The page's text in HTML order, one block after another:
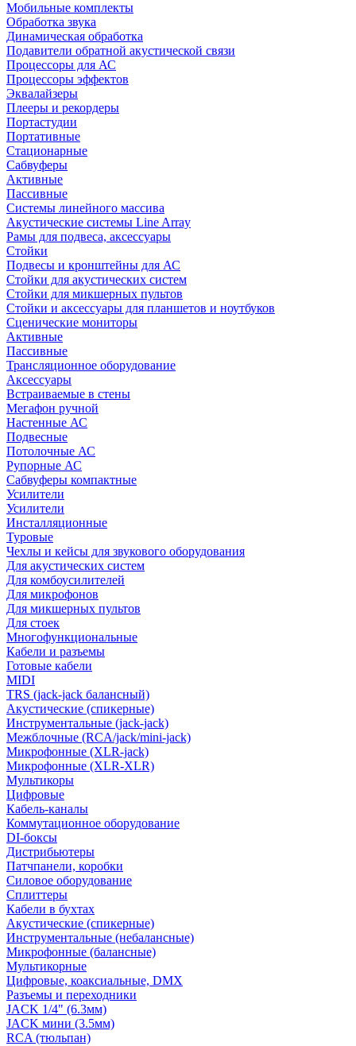
Мобильные комплекты
Обработка звука
Динамическая обработка
Подавители обратной акустической связи
Процессоры для АС
Процессоры эффектов
Эквалайзеры
Плееры и рекордеры
Портастудии
Портативные
Стационарные
Сабвуферы
Активные
Пассивные
Системы линейного массива
Акустические системы Line Array
Рамы для подвеса, аксессуары
Стойки
Подвесы и кронштейны для АС
Стойки для акустических систем
Стойки для микшерных пультов
Стойки и аксессуары для планшетов и ноутбуков
Сценические мониторы
Активные
Пассивные
Трансляционное оборудование
Аксессуары
Встраиваемые в стены
Мегафон ручной
Настенные АС
Подвесные
Потолочные АС
Рупорные АС
Сабвуферы компактные
Усилители
Усилители
Инсталляционные
Туровые
Чехлы и кейсы для звукового оборудования
Для акустических систем
Для комбоусилителей
Для микрофонов
Для микшерных пультов
Для стоек
Многофункциональные
Кабели и разъемы
Готовые кабели
MIDI
TRS (jack-jack балансный)
Акустические (спикерные)
Инструментальные (jack-jack)
Межблочные (RCA/jack/mini-jack)
Микрофонные (XLR-jack)
Микрофонные (XLR-XLR)
Мультикоры
Цифровые
Кабель-каналы
Коммутационное оборудование
DI-боксы
Дистрибьютеры
Патчпанели, коробки
Силовое оборудование
Сплиттеры
Кабели в бухтах
Акустические (спикерные)
Инструментальные (небалансные)
Микрофонные (балансные)
Мультикорные
Цифровые, коаксиальные, DMX
Разъемы и переходники
JACK 1/4" (6.3мм)
JACK мини (3.5мм)
RCA (тюльпан)